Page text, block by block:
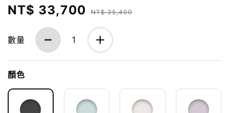
NT$ 33,700 NT$ 35,400
數量 1
顏色